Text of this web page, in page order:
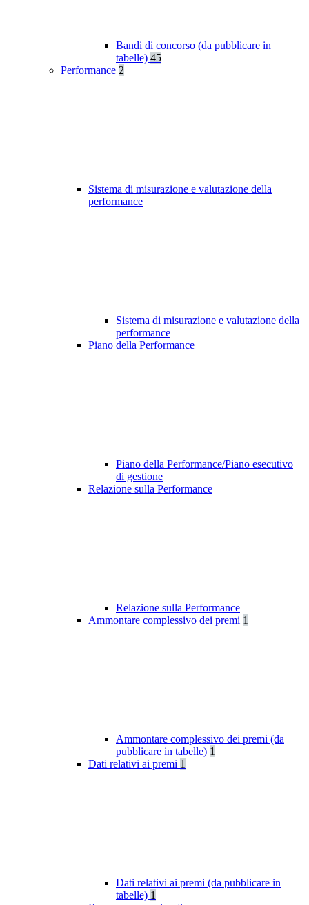
Bandi di concorso (da pubblicare in
tabelle) 45
Performance 2
Sistema di misurazione e valutazione della
performance
Sistema di misurazione e valutazione della
performance
Piano della Performance
Piano della Performance/Piano esecutivo
di gestione
Relazione sulla Performance
Relazione sulla Performance
Ammontare complessivo dei premi 1
Ammontare complessivo dei premi (da
pubblicare in tabelle) 1
Dati relativi ai premi 1
Dati relativi ai premi (da pubblicare in
tabelle) 1